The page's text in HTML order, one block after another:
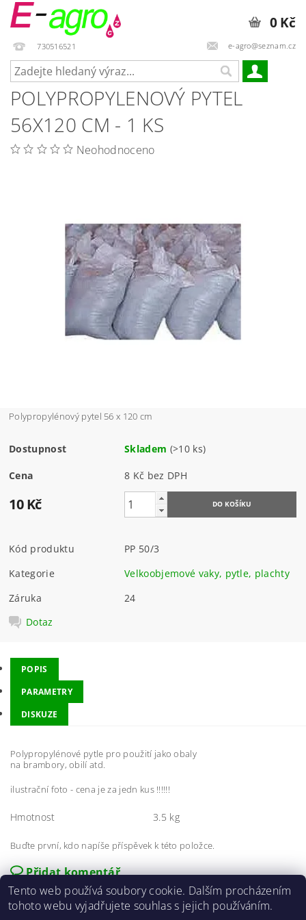
730516521 e-agro@seznam.cz
0 Kč
POLYPROPYLENOVÝ PYTEL
56X120 CM - 1 KS
Neohodnoceno
Polypropylénový pytel 56 x 120 cm
Dostupnost Skladem (>10 ks)
Cena 8 Kč bez DPH
10 Kč
Kód produktu
PP 50/3
Kategorie
Velkoobjemové vaky, pytle, plachty
Záruka
24
Dotaz
POPIS
PARAMETRY
DISKUZE
Polypropylénové pytle pro použití jako obaly
na brambory, obilí atd.
ilustrační foto - cena je za jedn kus !!!!!!
Hmotnost 3.5 kg
Buďte první, kdo napíše příspěvek k této položce.
Přidat komentář
Tento web používá soubory cookie. Dalším procházením
tohoto webu vyjadřujete souhlas s jejich používáním.